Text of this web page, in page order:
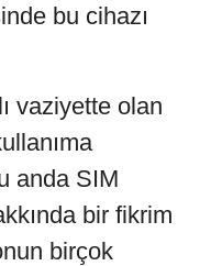
bu cihazı
vaziyette olan
anda SIM
bir fikrim
birçok